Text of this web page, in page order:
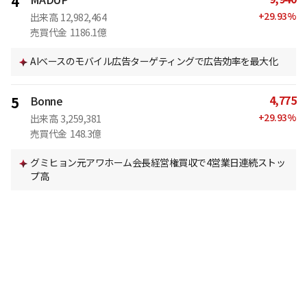
出来高 12,982,464
売買代金 1186.1億
+29.93%
AIベースのモバイル広告ターゲティングで広告効率を最大化
5 Bonne
出来高 3,259,381
売買代金 148.3億
4,775
+29.93%
グミヒョン元アワホーム会長経営権買収で4営業日連続ストッ
プ高